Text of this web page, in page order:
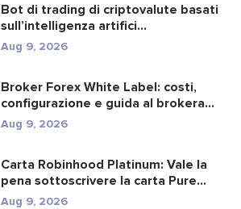
Bot di trading di criptovalute basati
sull’intelligenza artifici...
Aug 9, 2026
Broker Forex White Label: costi,
configurazione e guida al brokera...
Aug 9, 2026
Carta Robinhood Platinum: Vale la
pena sottoscrivere la carta Pure...
Aug 9, 2026